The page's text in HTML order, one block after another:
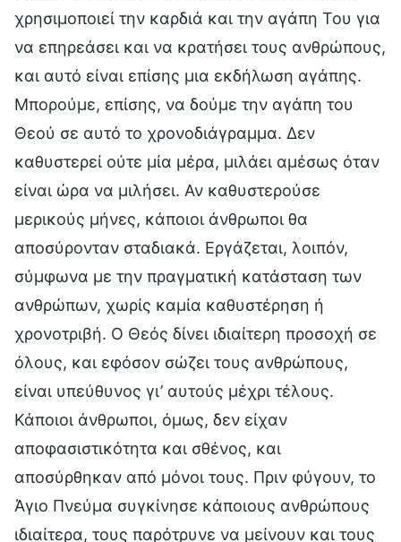
χρησιμοποιεί την καρδιά και την αγάπη Του για
να επηρεάσει και να κρατήσει τους ανθρώπους,
και αυτό είναι επίσης μια εκδήλωση αγάπης.
Μπορούμε, επίσης, να δούμε την αγάπη του
Θεού σε αυτό το χρονοδιάγραμμα. Δεν
καθυστερεί ούτε μία μέρα, μιλάει αμέσως όταν
είναι ώρα να μιλήσει. Αν καθυστερούσε
μερικούς μήνες, κάποιοι άνθρωποι θα
αποσύρονταν σταδιακά. Εργάζεται, λοιπόν,
σύμφωνα με την πραγματική κατάσταση των
ανθρώπων, χωρίς καμία καθυστέρηση ή
χρονοτριβή. Ο Θεός δίνει ιδιαίτερη προσοχή σε
όλους, και εφόσον σώζει τους ανθρώπους,
είναι υπεύθυνος γι’ αυτούς μέχρι τέλους.
Κάποιοι άνθρωποι, όμως, δεν είχαν
αποφασιστικότητα και σθένος, και
αποσύρθηκαν από μόνοι τους. Πριν φύγουν, το
Άγιο Πνεύμα συγκίνησε κάποιους ανθρώπους
ιδιαίτερα, τους παρότρυνε να μείνουν και τους